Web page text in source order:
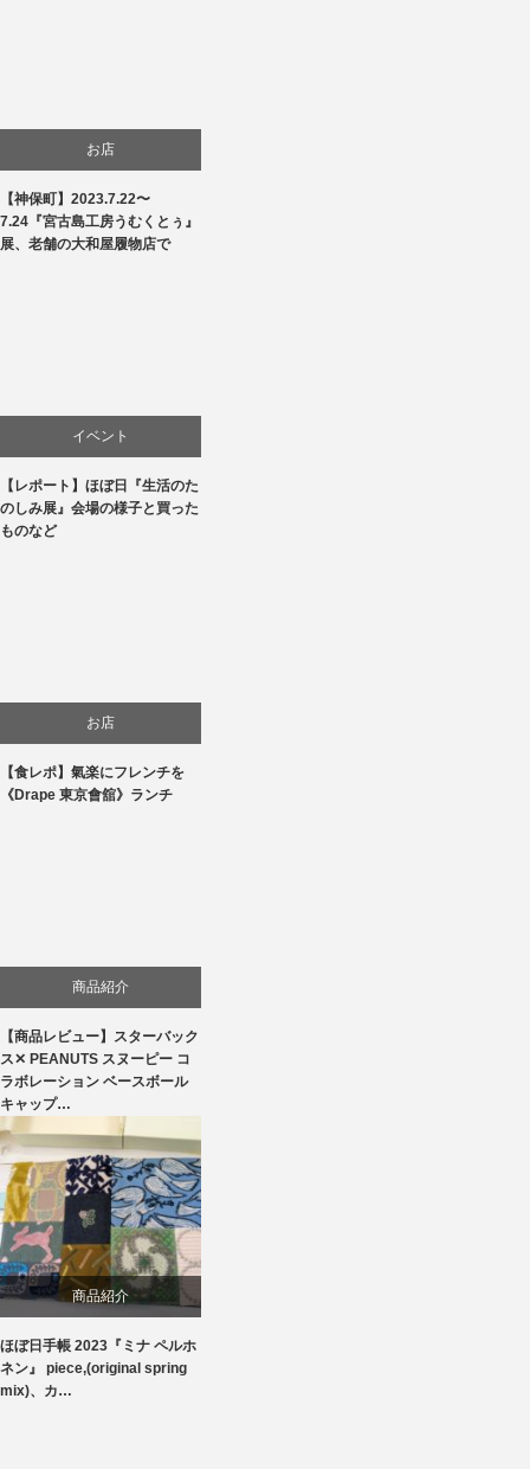
お店
商品紹介
【神保町】2023.7.22〜
7.24『宮古島工房うむくとぅ』
展、老舗の大和屋履物店で
イベント
お店
【レポート】ほぼ日『生活のた
のしみ展』会場の様子と買った
ものなど
お店
食べ物
【食レポ】氣楽にフレンチを
《Drape 東京會舘》ランチ
商品紹介
【商品レビュー】スターバック
ス✕ PEANUTS スヌーピー コ
ラボレーション ベースボール
キャップ…
商品紹介
生活
ほぼ日手帳 2023『ミナ ペルホ
ネン』 piece,(original spring
mix)、カ…